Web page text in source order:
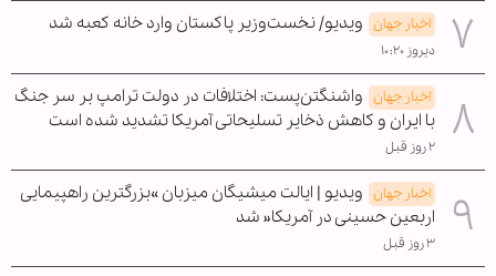
اخبار جهان ویدیو/ نخست‌وزیر پاکستان وارد خانه کعبه شد
دیروز ۱۰:۲۰
اخبار جهان واشنگتن‌پست: اختلافات در دولت ترامپ بر سر جنگ
با ایران و کاهش ذخایر تسلیحاتی آمریکا تشدید شده است
۲ روز قبل
اخبار جهان ویدیو | ایالت میشیگان میزبان »بزرگترین راهپیمایی
اربعین حسینی در آمریکا« شد
۳ روز قبل